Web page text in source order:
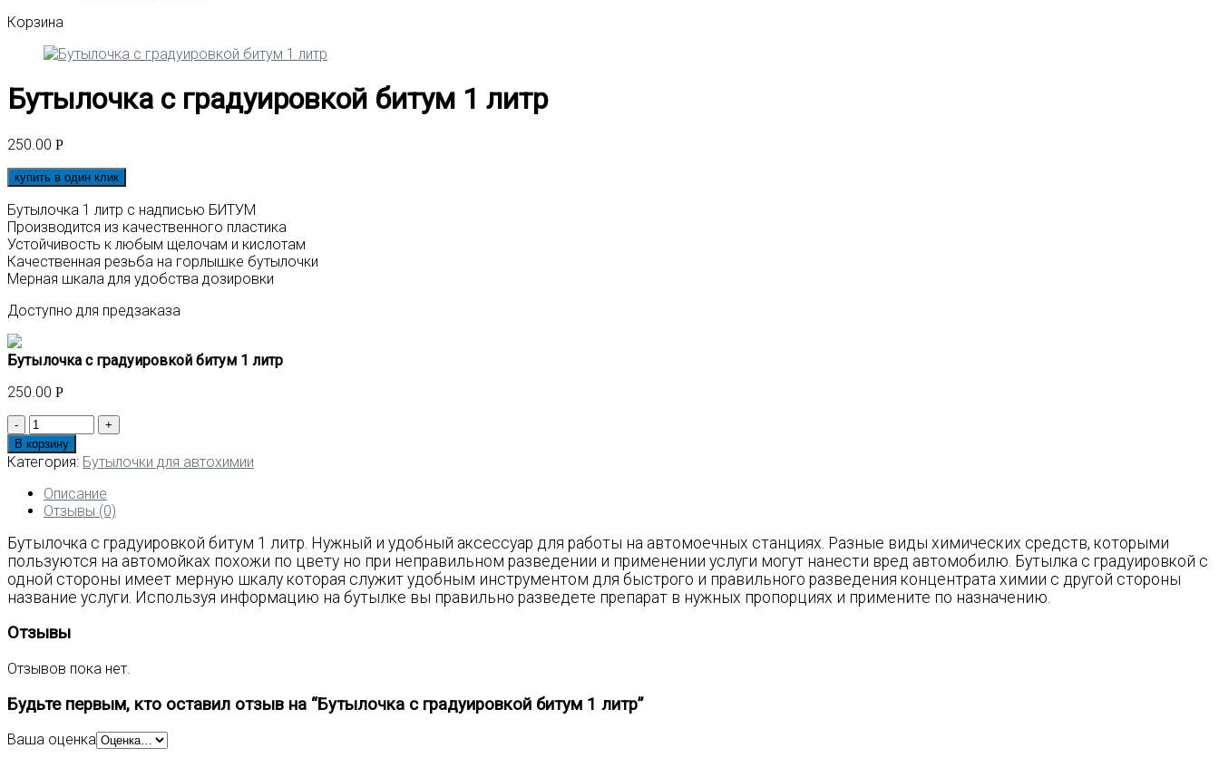
Корзина
Бутылочка с градуировкой битум 1 литр
250.00 Р
купить в один клик
Бутылочка 1 литр с надписью БИТУМ
Производится из качественного пластика
Устойчивость к любым щелочам и кислотам
Качественная резьба на горлышке бутылочки
Мерная шкала для удобства дозировки
Доступно для предзаказа
Бутылочка с градуировкой битум 1 литр
250.00 Р
Количество
товара
Бутылочка
градуировкой
битум
литр
В корзину
Категория: Бутылочки для автохимии
Описание
Отзывы (0)
Бутылочка с градуировкой битум 1 литр. Нужный и удобный аксессуар для работы на автомоечных станциях. Разные виды химических средств, которыми
пользуются на автомойках похожи по цвету но при неправильном разведении и применении услуги могут нанести вред автомобилю. Бутылка с градуировкой с
одной стороны имеет мерную шкалу которая служит удобным инструментом для быстрого и правильного разведения концентрата химии с другой стороны
название услуги. Используя информацию на бутылке вы правильно разведете препарат в нужных пропорциях и примените по назначению.
Отзывы
Отзывов пока нет.
Будьте первым, кто оставил отзыв на “Бутылочка с градуировкой битум 1 литр”
Ваша оценка